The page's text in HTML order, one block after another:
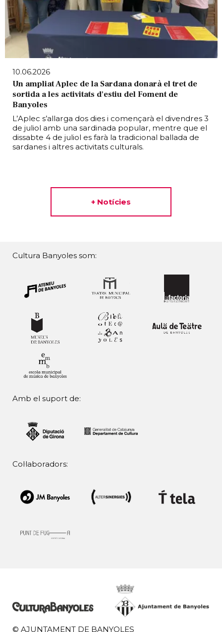
10.06.2026
Un ampliat Aplec de la Sardana donarà el tret de
sortida a les activitats d'estiu del Foment de
Banyoles
L’Aplec s’allarga dos dies i començarà el divendres 3
de juliol amb una sardinada popular, mentre que el
dissabte 4 de juliol es farà la tradicional ballada de
sardanes i altres activitats culturals.
+ Notícies
Cultura Banyoles som:
Amb el suport de:
Col·laboradors:
© AJUNTAMENT DE BANYOLES